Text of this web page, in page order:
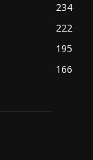
234
222
195
166